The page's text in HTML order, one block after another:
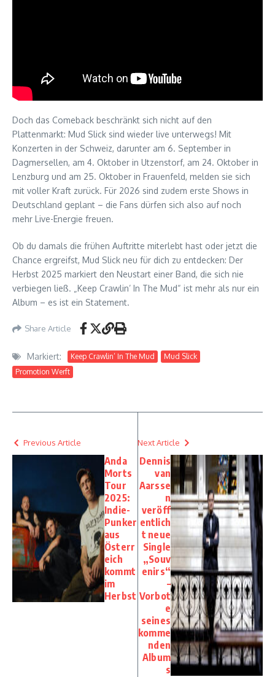
Doch das Comeback beschränkt sich nicht auf den
Plattenmarkt: Mud Slick sind wieder live unterwegs! Mit
Konzerten in der Schweiz, darunter am 6. September in
Dagmersellen, am 4. Oktober in Utzenstorf, am 24. Oktober in
Lenzburg und am 25. Oktober in Frauenfeld, melden sie sich
mit voller Kraft zurück. Für 2026 sind zudem erste Shows in
Deutschland geplant – die Fans dürfen sich also auf noch
mehr Live-Energie freuen.
Ob du damals die frühen Auftritte miterlebt hast oder jetzt die
Chance ergreifst, Mud Slick neu für dich zu entdecken: Der
Herbst 2025 markiert den Neustart einer Band, die sich nie
verbiegen ließ. „Keep Crawlin’ In The Mud“ ist mehr als nur ein
Album – es ist ein Statement.
Share Article
Markiert: Keep Crawlin’ In The Mud
Mud Slick
Promotion Werft
Previous Article
Anda
Morts
Tour
2025:
Indie-
Punker
aus
Österr
eich
kommt
im
Herbst
Next Article
Dennis
van
Aarsse
n
veröff
entlich
t neue
Single
„Souv
enirs“
–
Vorbot
e
seines
komme
nden
Album
s